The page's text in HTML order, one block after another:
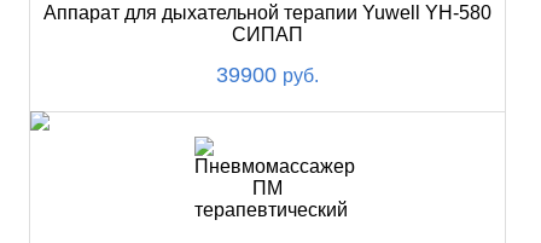
Аппарат для дыхательной терапии Yuwell YH-580
СИПАП
39900 руб.